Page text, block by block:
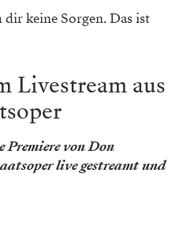
dir keine Sorgen. Das ist
Livestream aus
Premiere von Don
live gestreamt und